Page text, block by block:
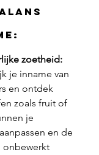
zoetheid:
je inname van
en ontdek
zoals fruit of
je
en de
onbewerkt